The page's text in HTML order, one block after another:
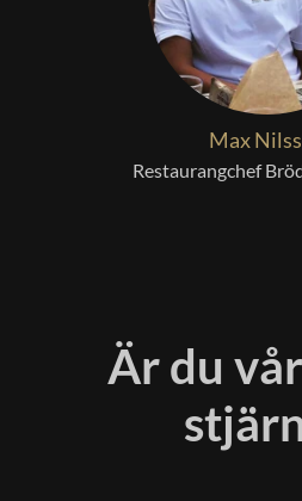
Max
Restaurangchef
Är du